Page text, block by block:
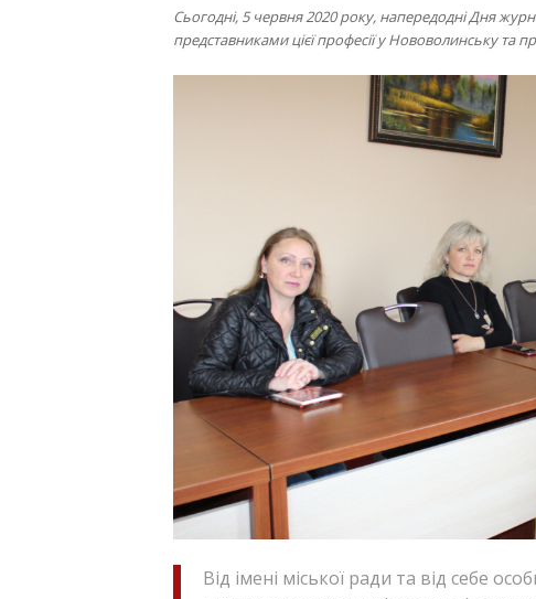
Сьогодні, 5 червня 2020 року, напередодні Дня
представниками цієї професії у Нововолинську та
Від імені міської ради та від себе